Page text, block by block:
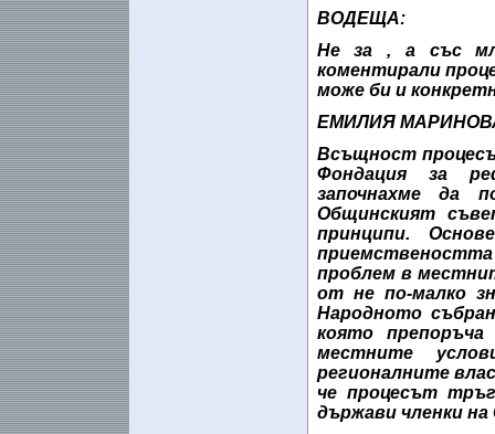
ВОДЕЩА:
Не за , а със
коментирали
може би и
ЕМИЛИЯ
Всъщност
Фондация за
започнахме да
Общинският
принципи.
проблем в
от не по-малко
Народното
която
местните
регионалните
че процесът
държави членки